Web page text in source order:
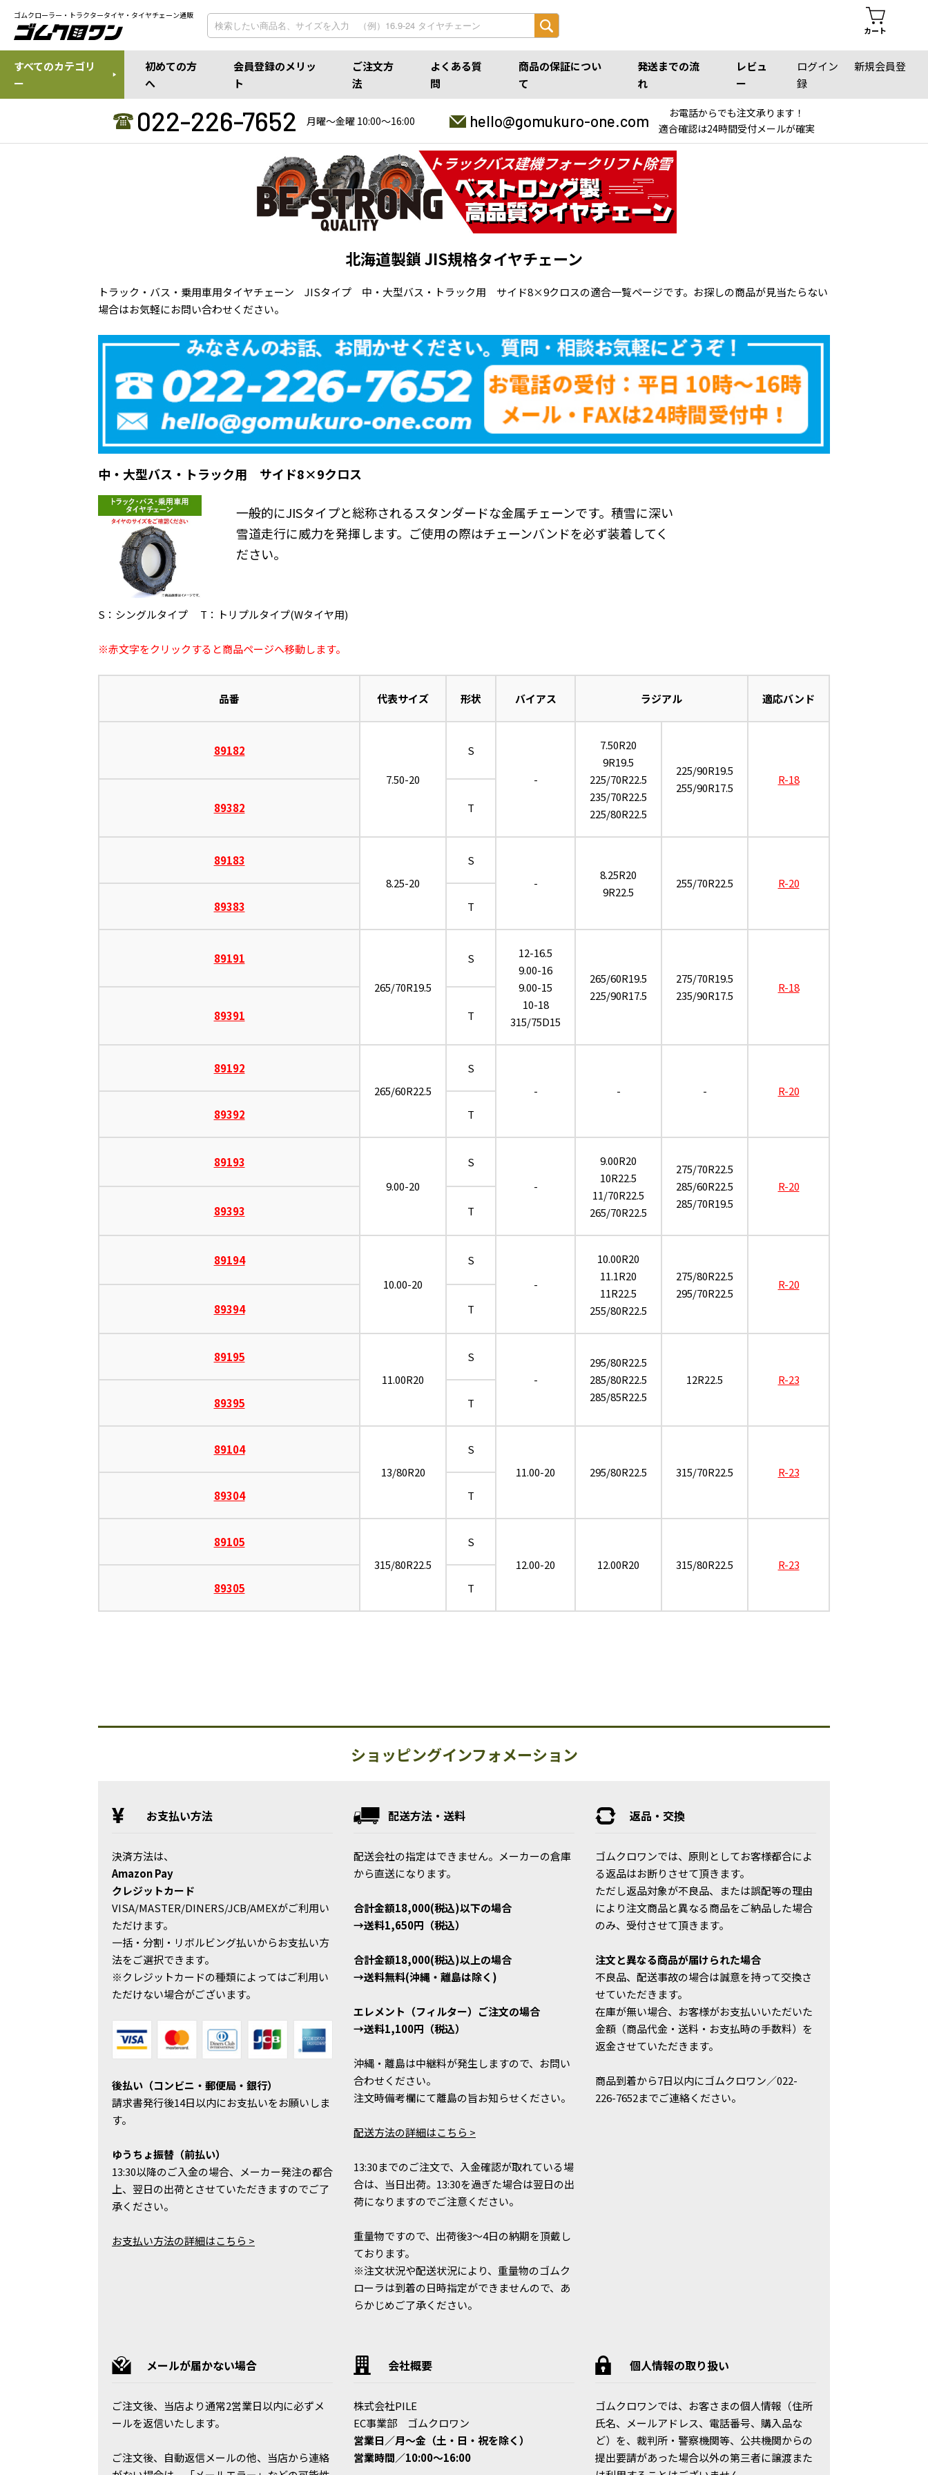
ゴムクローラー・トラクタータイヤ・タイヤチェーン通販
カート
すべてのカテゴリ
ー
初めての方
へ
会員登録のメリッ
ト
ご注文方
法
よくある質
問
商品の保証につい
て
発送までの流
れ
レビュ
ー
ログイン
新規会員登
録
022-226-7652 月曜〜金曜 10:00〜16:00 hello@gomukuro-one.com
お電話からでも注文承ります！
適合確認は24時間受付メールが確実
北海道製鎖 JIS規格タイヤチェーン
トラック・バス・乗用車用タイヤチェーン JISタイプ 中・大型バス・トラック用 サイド8×9クロスの適合一覧ページです。お探しの商品が見当たらない
場合はお気軽にお問い合わせください。
中・大型バス・トラック用 サイド8×9クロス
一般的にJISタイプと総称されるスタンダードな金属チェーンです。積雪に深い
雪道走行に威力を発揮します。ご使用の際はチェーンバンドを必ず装着してく
ださい。
S：シングルタイプ T：トリプルタイプ(Wタイヤ用)
※赤文字をクリックすると商品ページへ移動します。
品番 代表サイズ 形状 バイアス ラジアル 適応バンド
89182
7.50-20
S
-
7.50R20
9R19.5
225/70R22.5
235/70R22.5
225/80R22.5
225/90R19.5
255/90R17.5
R-18
89382
T
89183
8.25-20
S
-
8.25R20
9R22.5
255/70R22.5
R-20
89383
T
89191
265/70R19.5
S
12-16.5
9.00-16
9.00-15
10-18
315/75D15
265/60R19.5
225/90R17.5
275/70R19.5
235/90R17.5
R-18
89391
T
89192
265/60R22.5
S
-
- -
R-20
89392
T
89193
9.00-20
S
-
9.00R20
10R22.5
11/70R22.5
265/70R22.5
275/70R22.5
285/60R22.5
285/70R19.5
R-20
89393
T
89194
10.00-20
S
-
10.00R20
11.1R20
11R22.5
255/80R22.5
275/80R22.5
295/70R22.5
R-20
89394
T
89195
11.00R20
S
-
295/80R22.5
285/80R22.5
285/85R22.5
12R22.5
R-23
89395
T
89104
13/80R20
S
11.00-20
295/80R22.5 315/70R22.5
R-23
89304
T
89105
315/80R22.5
S
12.00-20
12.00R20 315/80R22.5
R-23
89305
T
ショッピングインフォメーション
お支払い方法
決済方法は、
Amazon Pay
クレジットカード
VISA/MASTER/DINERS/JCB/AMEXがご利用い
ただけます。
一括・分割・リボルビング払いからお支払い方
法をご選択できます。
※クレジットカードの種類によってはご利用い
ただけない場合がございます。
後払い（コンビニ・郵便局・銀行）
請求書発行後14日以内にお支払いをお願いしま
す。
ゆうちょ振替（前払い）
13:30以降のご入金の場合、メーカー発注の都合
上、翌日の出荷とさせていただきますのでご了
承ください。
お支払い方法の詳細はこちら >
配送方法・送料
配送会社の指定はできません。メーカーの倉庫
から直送になります。
合計金額18,000(税込)以下の場合
→送料1,650円（税込）
合計金額18,000(税込)以上の場合
→送料無料(沖縄・離島は除く)
エレメント（フィルター）ご注文の場合
→送料1,100円（税込）
沖縄・離島は中継料が発生しますので、お問い
合わせください。
注文時備考欄にて離島の旨お知らせください。
配送方法の詳細はこちら >
13:30までのご注文で、入金確認が取れている場
合は、当日出荷。13:30を過ぎた場合は翌日の出
荷になりますのでご注意ください。
重量物ですので、出荷後3～4日の納期を頂戴し
ております。
※注文状況や配送状況により、重量物のゴムク
ローラは到着の日時指定ができませんので、あ
らかじめご了承ください。
返品・交換
ゴムクロワンでは、原則としてお客様都合によ
る返品はお断りさせて頂きます。
ただし返品対象が不良品、または誤配等の理由
により注文商品と異なる商品をご納品した場合
のみ、受付させて頂きます。
注文と異なる商品が届けられた場合
不良品、配送事故の場合は誠意を持って交換さ
せていただきます。
在庫が無い場合、お客様がお支払いいただいた
金額（商品代金・送料・お支払時の手数料）を
返金させていただきます。
商品到着から7日以内にゴムクロワン／022-
226-7652までご連絡ください。
メールが届かない場合
ご注文後、当店より通常2営業日以内に必ずメ
ールを返信いたします。
ご注文後、自動返信メールの他、当店から連絡
会社概要
株式会社PILE
EC事業部 ゴムクロワン
営業日／月〜金（土・日・祝を除く）
営業時間／10:00〜16:00
個人情報の取り扱い
ゴムクロワンでは、お客さまの個人情報（住所
氏名、メールアドレス、電話番号、購入品な
ど）を、裁判所・警察機関等、公共機関からの
提出要請があった場合以外の第三者に譲渡また